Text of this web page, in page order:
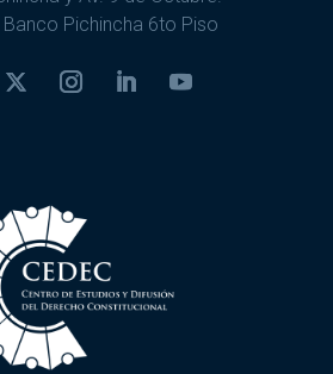
Pichincha 6to Piso